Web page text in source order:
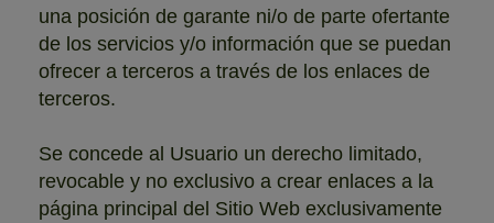
una posición de garante ni/o de parte ofertante
de los servicios y/o información que se puedan
ofrecer a terceros a través de los enlaces de
terceros.
Se concede al Usuario un derecho limitado,
revocable y no exclusivo a crear enlaces a la
página principal del Sitio Web exclusivamente